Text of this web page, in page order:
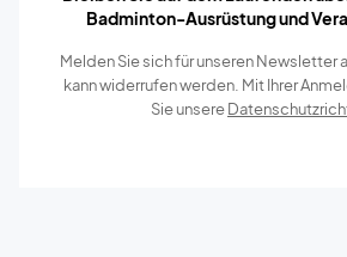
Badminton-Ausrüstung und
Melden Sie sich für unseren Newsletter
kann widerrufen werden. Mit Ihrer
Sie unsere